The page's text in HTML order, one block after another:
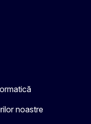
noastre